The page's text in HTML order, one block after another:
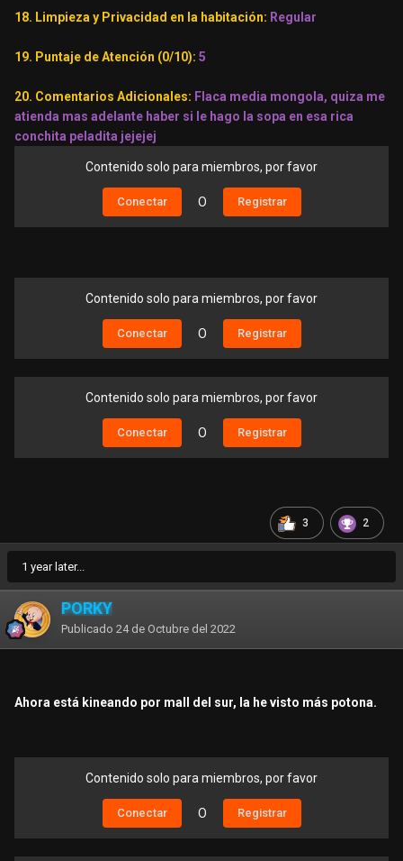
18. Limpieza y Privacidad en la habitación: Regular
19. Puntaje de Atención (0/10): 5
20. Comentarios Adicionales: Flaca media mongola, quiza me
atienda mas adelante haber si le hago la sopa en esa rica
conchita peladita jejejej
Contenido solo para miembros, por favor
Conectar O Registrar
Contenido solo para miembros, por favor
Conectar O Registrar
Contenido solo para miembros, por favor
Conectar O Registrar
3 2
1 year later...
PORKY
Publicado 24 de Octubre del 2022
Ahora está kineando por mall del sur, la he visto más potona.
Contenido solo para miembros, por favor
Conectar O Registrar